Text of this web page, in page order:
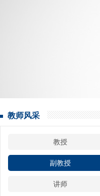
教师风采
教授
副教授
讲师